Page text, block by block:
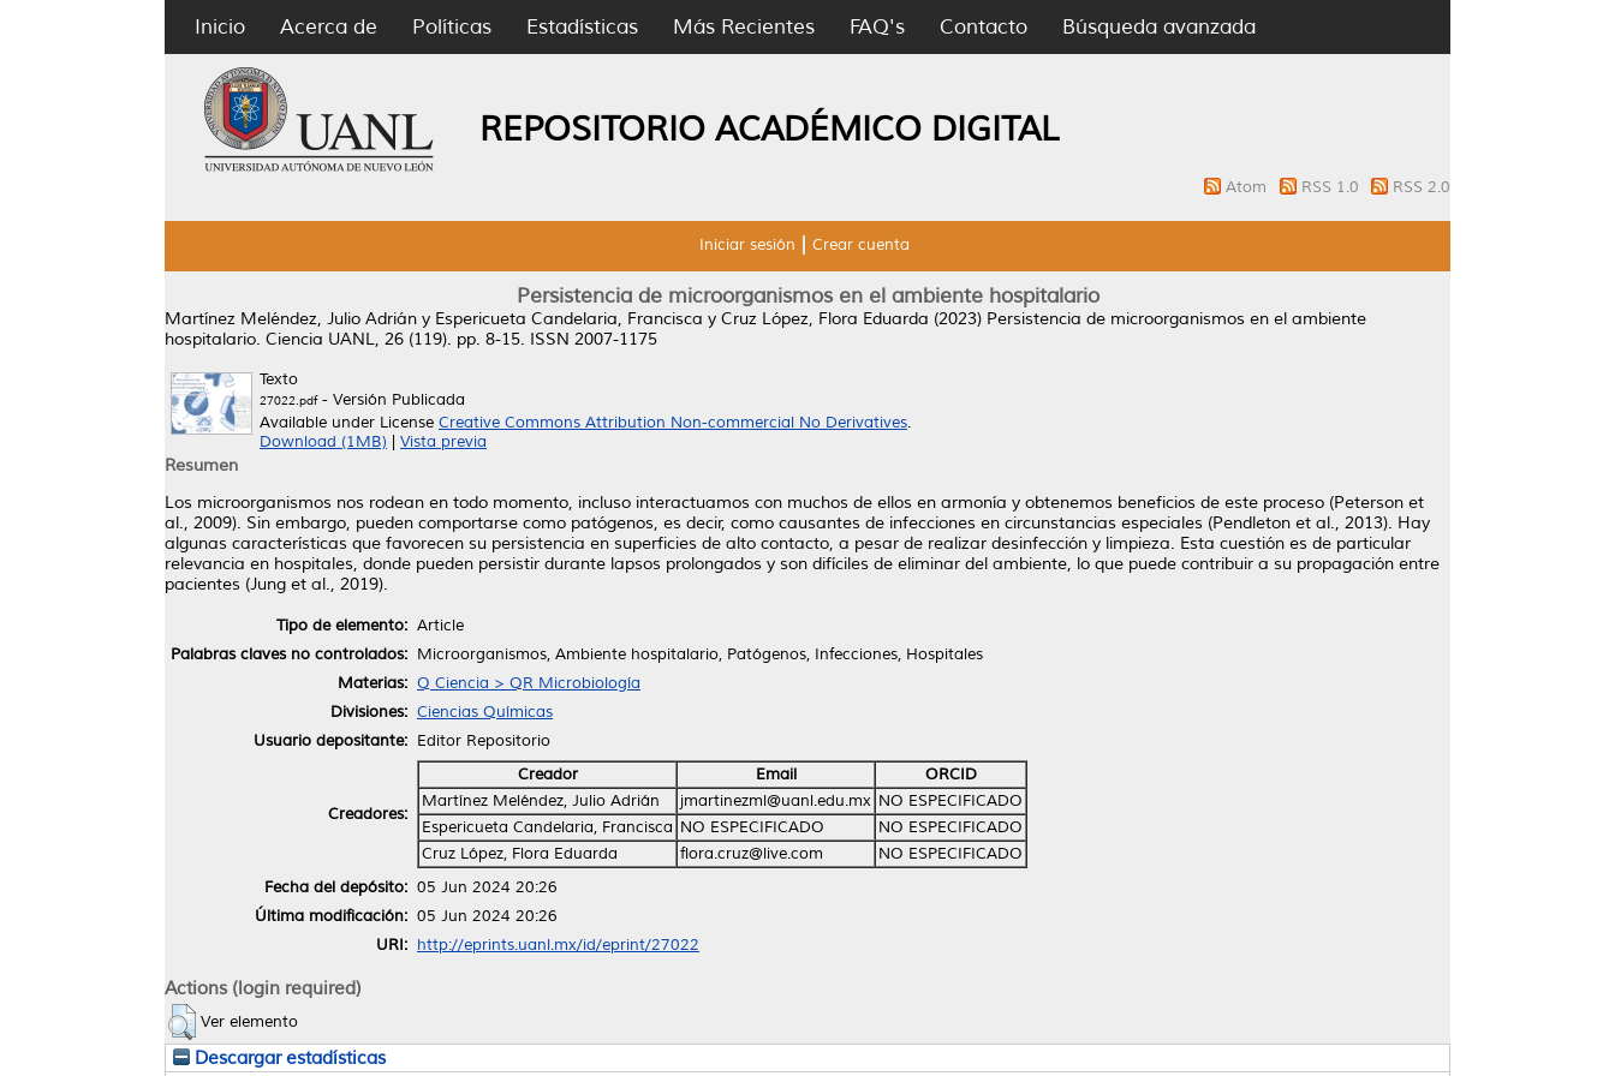
Inicio Acerca de Políticas Estadísticas Más Recientes FAQ's Contacto Búsqueda avanzada
REPOSITORIO ACADÉMICO DIGITAL
Atom RSS 1.0 RSS 2.0
Iniciar sesión Crear cuenta
Persistencia de microorganismos en el ambiente hospitalario
Martínez Meléndez, Julio Adrián y Espericueta Candelaria, Francisca y Cruz López, Flora Eduarda (2023) Persistencia de microorganismos en el ambiente
hospitalario. Ciencia UANL, 26 (119). pp. 8-15. ISSN 2007-1175
Texto
27022.pdf- Versión Publicada
Available under License Creative Commons Attribution Non-commercial No Derivatives.
Download (1MB)
Vista previa
Resumen
Los microorganismos nos rodean en todo momento, incluso interactuamos con muchos de ellos en armonía y obtenemos beneficios de este proceso (Peterson et
al., 2009). Sin embargo, pueden comportarse como patógenos, es decir, como causantes de infecciones en circunstancias especiales (Pendleton et al., 2013). Hay
algunas características que favorecen su persistencia en superficies de alto contacto, a pesar de realizar desinfección y limpieza. Esta cuestión es de particular
relevancia en hospitales, donde pueden persistir durante lapsos prolongados y son difíciles de eliminar del ambiente, lo que puede contribuir a su propagación entre
pacientes (Jung et al., 2019).
Tipo de elemento: Article
Palabras claves no controlados: Microorganismos, Ambiente hospitalario, Patógenos, Infecciones, Hospitales
Materias: Q Ciencia > QR Microbiología
Divisiones: Ciencias Químicas
Usuario depositante: Editor Repositorio
Creadores:
Creador Email
ORCID
Martínez Meléndez, Julio Adrián
jmartinezml@uanl.edu.mx NO ESPECIFICADO
Espericueta Candelaria, Francisca NO ESPECIFICADO
NO ESPECIFICADO
Cruz López, Flora Eduarda
flora.cruz@live.com
NO ESPECIFICADO
Fecha del depósito: 05 Jun 2024 20:26
Última modificación: 05 Jun 2024 20:26
URI: http://eprints.uanl.mx/id/eprint/27022
Actions (login required)
Ver elemento
Descargar estadísticas